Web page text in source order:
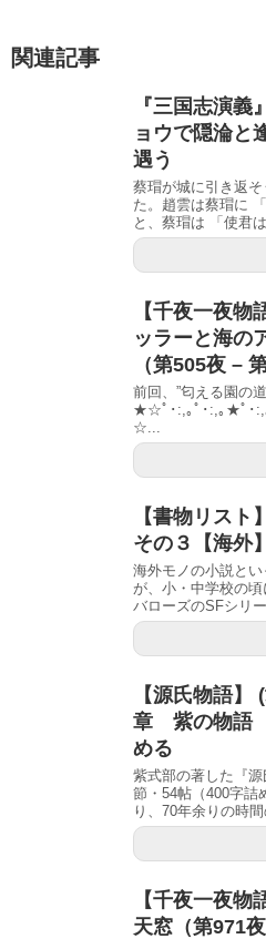
関連記事
『三国志演義
ョウで隠淪と
遇う
蔡瑁が城に引き返
た。趙雲は蔡瑁に
と、蔡瑁は 「使君
【千夜一夜
ッラーと海の
（第505夜 –
前回、”匂える園の
★☆ﾟ･:,｡ﾟ･:,｡★ﾟ･:,
☆...
【書物リス
その３【海外】
海外モノの小説と
が、小・中学校の
バローズのSFシリ
【源氏物語
章 紫の物語
める
紫式部の著した『
節・54帖（400字詰
り、70年余りの時間
【千夜一夜
天窓（第971